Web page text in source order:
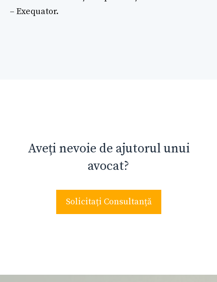
– Exequator.
Aveți nevoie de ajutorul unui
avocat?
Solicitați Consultanță